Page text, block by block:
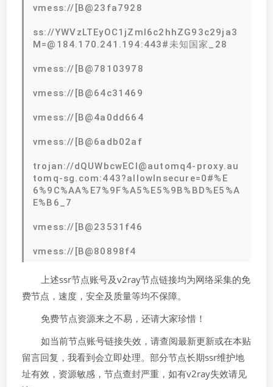
vmess://[B@23fa7928
ss://YWVzLTEyOC1jZmI6c2hhZG93c29ja3
M=@184.170.241.194:443#未知国家_28
vmess://[B@78103978
vmess://[B@64c31469
vmess://[B@4a0dd664
vmess://[B@6adb02af
trojan://dQUWbcwECl@automq4-proxy.au
tomq-sg.com:443?allowInsecure=0#%E
6%9C%AA%E7%9F%A5%E5%9B%BD%E5%A
E%B6_7
vmess://[B@23531f46
vmess://[B@80898f4
上述ssr节点账号及v2ray节点链接均为网络采集的免
费节点，速度，安全及质量等均不保障。
免费节点资源来之不易，还请大家珍惜！
如当前节点账号链接失效，请查阅最新更新或在本贴
留言回复，我看到会立即处理。部分节点长期ssr维护地
址有效，资源敏感，节点查封严重，如有v2ray失效请见